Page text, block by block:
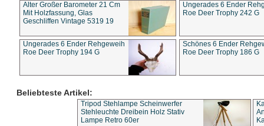
Alter Großer Barometer 21 Cm
Mit Holzfassung, Glas
Geschliffen Vintage 5319 19
Ungerades 6 Ender
Roe Deer Trophy 242 G
Ungerades 6 Ender Rehgeweih
Roe Deer Trophy 194 G
Schönes 6 Ender
Roe Deer Trophy 186 G
Beliebteste Artikel:
Tripod Stehlampe Scheinwerfer
Stehleuchte Dreibein Holz Stativ
Lampe Retro 60er